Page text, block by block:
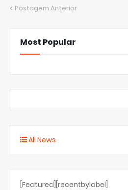
Postagem Anterior
Most Popular
All News
[Featured][recentbylabel]